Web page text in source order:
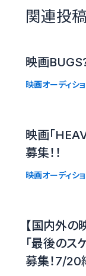
関連投稿
映画
映画オーディシ
映画「
募集！！
映画オーディシ
【国内外
「最後のス
募集！7/20